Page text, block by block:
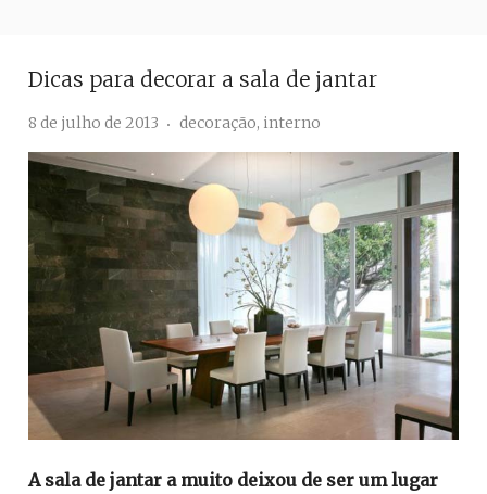
Dicas para decorar a sala de jantar
8 de julho de 2013 decoração, interno
A sala de jantar a muito deixou de ser um lugar